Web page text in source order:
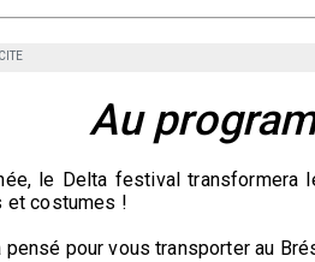
Au
le Delta festival transformera
et costumes !
pensé pour vous transporter au